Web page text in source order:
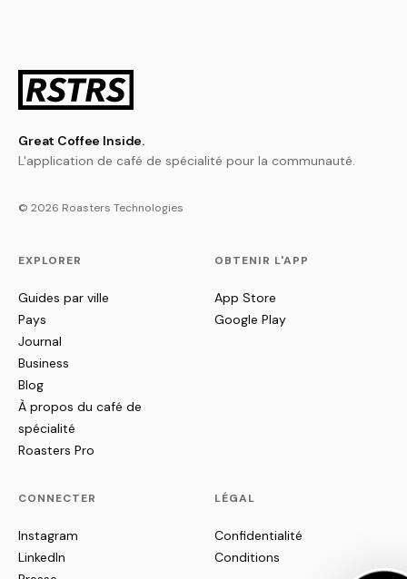
Great Coffee Inside.
L'application de café de spécialité pour la communauté.
© 2026 Roasters Technologies
EXPLORER
Guides par ville
Pays
Journal
Business
Blog
À propos du café de
spécialité
Roasters Pro
OBTENIR L'APP
App Store
Google Play
CONNECTER
Instagram
LinkedIn
LÉGAL
Confidentialité
Conditions